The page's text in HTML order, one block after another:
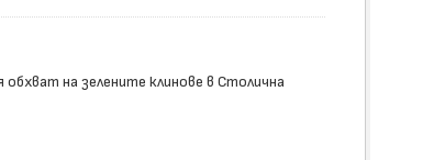
на зелените клинове в Столична